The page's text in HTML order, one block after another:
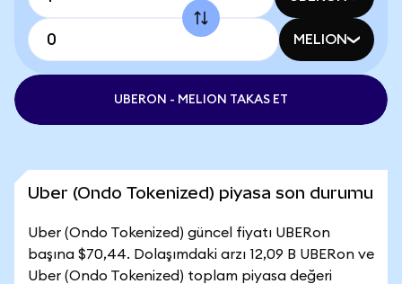
MELION
UBERON - MELION TAKAS ET
Uber (Ondo Tokenized) piyasa son durumu
Uber (Ondo Tokenized) güncel fiyatı UBERon
başına $70,44. Dolaşımdaki arzı 12,09 B UBERon ve
Uber (Ondo Tokenized) toplam piyasa değeri